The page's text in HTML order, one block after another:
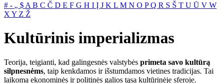
# ‐ „ $ A B C Č D E F G H I Į J K L M N O PQ R S Š T U Ū V W
X Y Z Ž
Kultūrinis imperializmas
Teorija, teigianti, kad galingesnės valstybės primeta savo kultūrą
silpnesnėms, taip kenkdamos ir išstumdamos vietines tradicijas. Tai
laikoma ekonominės ir politinės galios tąsa kultūrinėje sferoje.